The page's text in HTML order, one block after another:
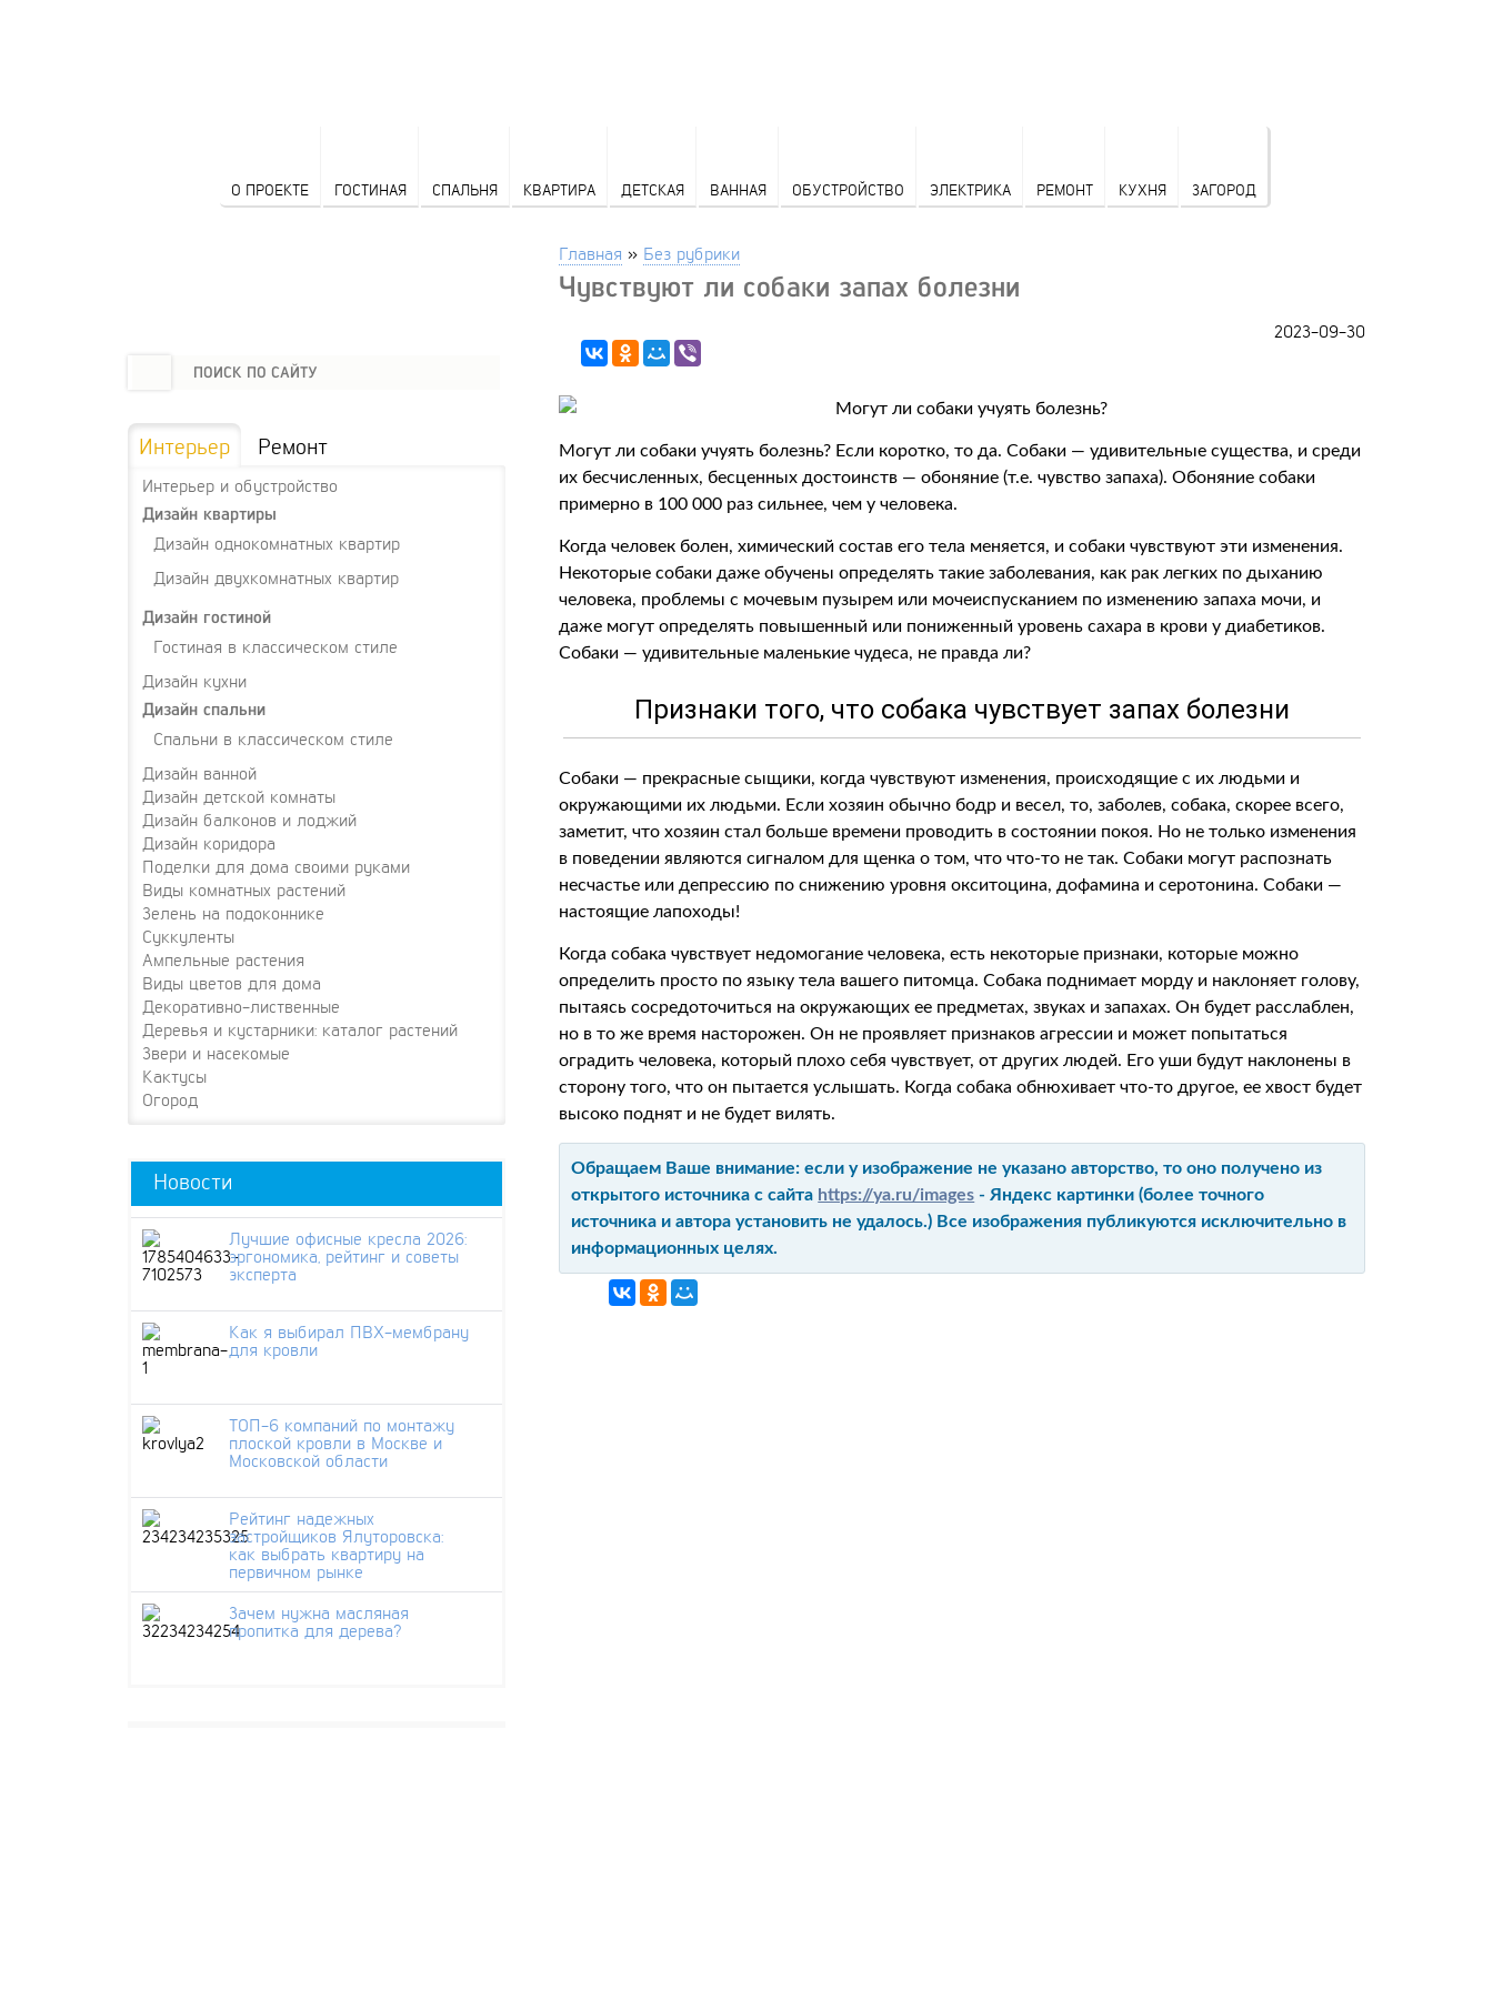
О ПРОЕКТЕ ГОСТИНАЯ СПАЛЬНЯ КВАРТИРА ДЕТСКАЯ ВАННАЯ ОБУСТРОЙСТВО ЭЛЕКТРИКА РЕМОНТ КУХНЯ ЗАГОРОД
Главная » Без рубрики
Чувствуют ли собаки запах болезни
2023-09-30
Могут ли собаки учуять болезнь? Если коротко, то да. Собаки — удивительные существа, и среди
их бесчисленных, бесценных достоинств — обоняние (т.е. чувство запаха). Обоняние собаки
примерно в 100 000 раз сильнее, чем у человека.
Когда человек болен, химический состав его тела меняется, и собаки чувствуют эти изменения.
Некоторые собаки даже обучены определять такие заболевания, как рак легких по дыханию
человека, проблемы с мочевым пузырем или мочеиспусканием по изменению запаха мочи, и
даже могут определять повышенный или пониженный уровень сахара в крови у диабетиков.
Собаки — удивительные маленькие чудеса, не правда ли?
Признаки того, что собака чувствует запах болезни
Собаки — прекрасные сыщики, когда чувствуют изменения, происходящие с их людьми и
окружающими их людьми. Если хозяин обычно бодр и весел, то, заболев, собака, скорее всего,
заметит, что хозяин стал больше времени проводить в состоянии покоя. Но не только изменения
в поведении являются сигналом для щенка о том, что что-то не так. Собаки могут распознать
несчастье или депрессию по снижению уровня окситоцина, дофамина и серотонина. Собаки —
настоящие лапоходы!
Когда собака чувствует недомогание человека, есть некоторые признаки, которые можно
определить просто по языку тела вашего питомца. Собака поднимает морду и наклоняет голову,
пытаясь сосредоточиться на окружающих ее предметах, звуках и запахах. Он будет расслаблен,
но в то же время насторожен. Он не проявляет признаков агрессии и может попытаться
оградить человека, который плохо себя чувствует, от других людей. Его уши будут наклонены в
сторону того, что он пытается услышать. Когда собака обнюхивает что-то другое, ее хвост будет
высоко поднят и не будет вилять.
Обращаем Ваше внимание: если у изображение не указано авторство, то оно получено из
открытого источника с сайта https://ya.ru/images - Яндекс картинки (более точного
источника и автора установить не удалось.) Все изображения публикуются исключительно в
информационных целях.
Интерьер Ремонт
Интерьер и обустройство
Дизайн квартиры
Дизайн однокомнатных квартир
Дизайн двухкомнатных квартир
Дизайн гостиной
Гостиная в классическом стиле
Дизайн кухни
Дизайн спальни
Спальни в классическом стиле
Дизайн ванной
Дизайн детской комнаты
Дизайн балконов и лоджий
Дизайн коридора
Поделки для дома своими руками
Виды комнатных растений
Зелень на подоконнике
Суккуленты
Ампельные растения
Виды цветов для дома
Декоративно-лиственные
Деревья и кустарники: каталог растений
Звери и насекомые
Кактусы
Огород
Новости
Лучшие офисные кресла 2026:
эргономика, рейтинг и советы
эксперта
Как я выбирал ПВХ-мембрану
для кровли
ТОП-6 компаний по монтажу
плоской кровли в Москве и
Московской области
Рейтинг надежных
застройщиков Ялуторовска:
как выбрать квартиру на
первичном рынке
Зачем нужна масляная
пропитка для дерева?